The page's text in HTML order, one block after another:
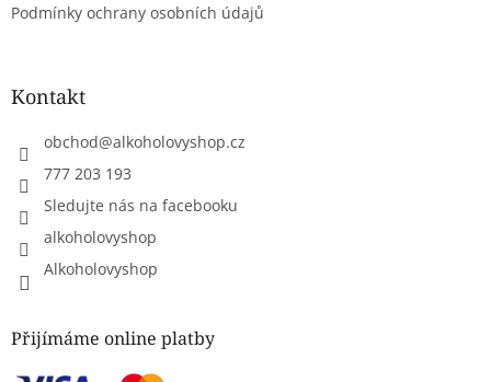
Podmínky ochrany osobních údajů
Kontakt
obchod@alkoholovyshop.cz
777 203 193
Sledujte nás na facebooku
alkoholovyshop
Alkoholovyshop
Přijímáme online platby